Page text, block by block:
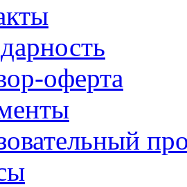
оферта